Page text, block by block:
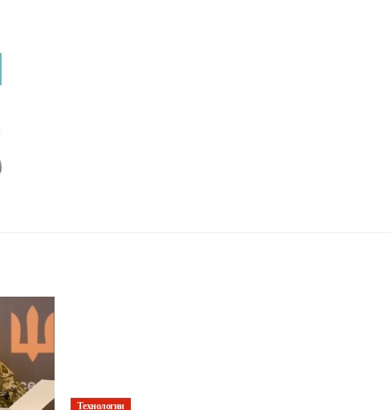
Технологии